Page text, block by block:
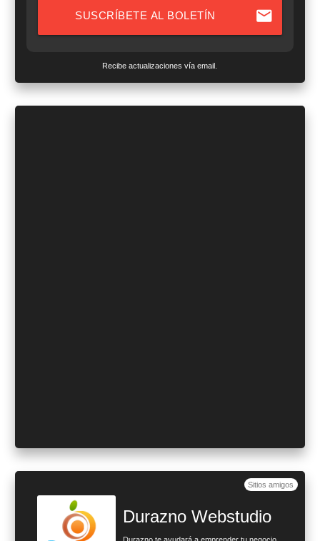
SUSCRÍBETE AL BOLETÍN mail
Recibe actualizaciones vía email.
Sitios amigos
Durazno Webstudio